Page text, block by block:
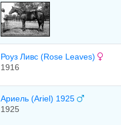
Роуз Ливс (Rose Leaves)
1916
Ариель (Ariel) 1925
1925